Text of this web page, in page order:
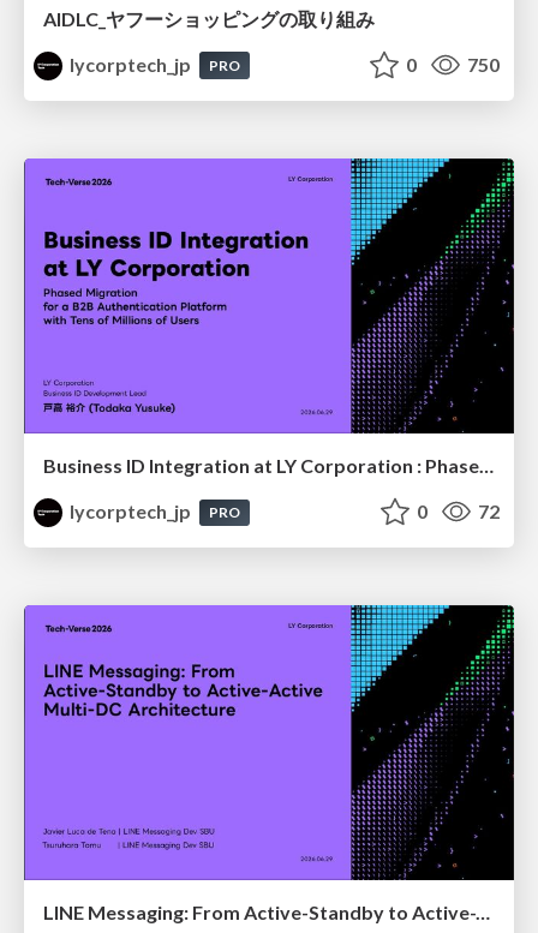
AIDLC_ヤフーショッピングの取り組み
lycorptech_jp
PRO 0 750
Business ID Integration at LY Corporation : Phased Migration for a B2B authentication platform with Tens of Millions of Users
lycorptech_jp
PRO 0 72
LINE Messaging: From Active-Standby to Active-Active Multi-DC Architecture